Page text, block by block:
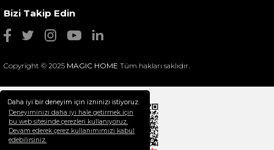
Daha iyi bir deneyim için izninizi istiyoruz.
Deneyiminizi daha iyi hale getirmek için
bu web sitesinde çerezleri kullanıyoruz.
Devam ederek çerez kullanımımızı kabul
edebilirsiniz.
Selim Dekor Chain 15x20 Çerçeve Vizon
Bizi Takip Edin
Copyright © 2025 MAGIC HOME Tüm hakları saklıdır.